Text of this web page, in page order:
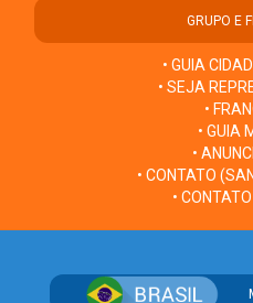
GRUPO E
• GUIA
• SEJA
•
• GUIA
•
• CONTATO
•